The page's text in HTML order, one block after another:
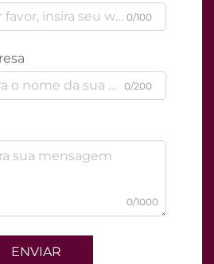
0/100
0/200
0/1000
ENVIAR